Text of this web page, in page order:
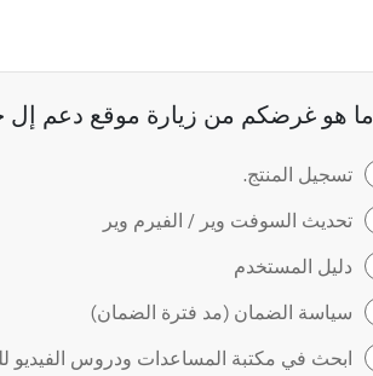
حقل مطلوب
ما هو غرضكم من زيارة موقع دعم إل
تسجيل المنتج.
تحديث السوفت وير / الفيرم وير
دليل المستخدم
سياسة الضمان (مد فترة الضمان)
ابحث في مكتبة المساعدات ودروس الفيديو